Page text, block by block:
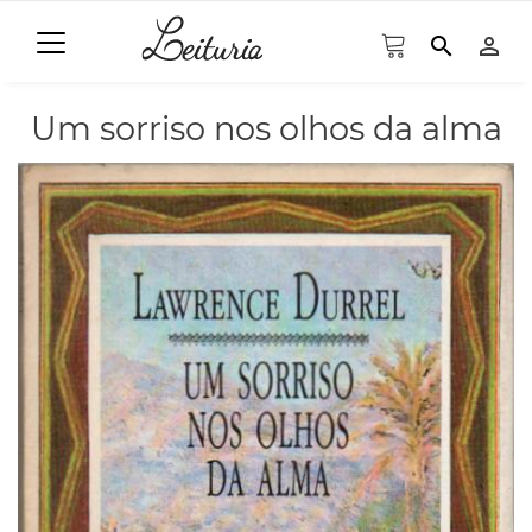
search person_outline
Um sorriso nos olhos da alma